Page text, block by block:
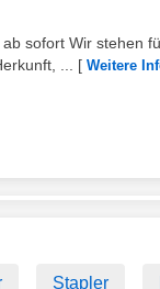
sofort Wir stehen
...
[ Weitere
Stapler